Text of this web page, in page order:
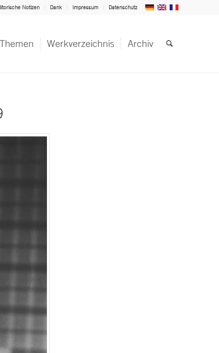
Notizen Dank Impressum Datenschutz
Themen Werkverzeichnis Archiv